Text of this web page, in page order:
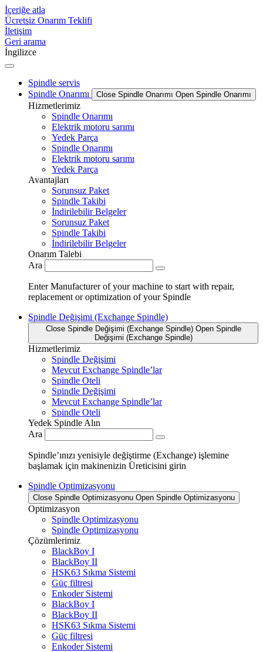
İçeriğe atla
Ücretsiz Onarım Teklifi
İletişim
Geri arama
İngilizce
Spindle servis
Spindle Onarımı
Close Spindle Onarımı Open Spindle Onarımı
Hizmetlerimiz
Spindle Onarımı
Elektrik motoru sarımı
Yedek Parça
Spindle Onarımı
Elektrik motoru sarımı
Yedek Parça
Avantajları
Sorunsuz Paket
Spindle Takibi
İndirilebilir Belgeler
Sorunsuz Paket
Spindle Takibi
İndirilebilir Belgeler
Onarım Talebi
Ara
Enter Manufacturer of your machine to start with repair,
replacement or optimization of your Spindle
Spindle Değişimi (Exchange Spindle)
Close Spindle Değişimi (Exchange Spindle) Open Spindle
Değişimi (Exchange Spindle)
Hizmetlerimiz
Spindle Değişimi
Mevcut Exchange Spindle’lar
Spindle Oteli
Spindle Değişimi
Mevcut Exchange Spindle’lar
Spindle Oteli
Yedek Spindle Alın
Ara
Spindle’ınızı yenisiyle değiştirme (Exchange) işlemine
başlamak için makinenizin Üreticisini girin
Spindle Optimizasyonu
Close Spindle Optimizasyonu Open Spindle Optimizasyonu
Optimizasyon
Spindle Optimizasyonu
Spindle Optimizasyonu
Çözümlerimiz
BlackBoy I
BlackBoy II
HSK63 Sıkma Sistemi
Güç filtresi
Enkoder Sistemi
BlackBoy I
BlackBoy II
HSK63 Sıkma Sistemi
Güç filtresi
Enkoder Sistemi